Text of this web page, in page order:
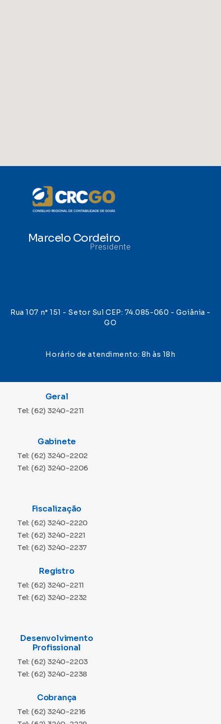
Marcelo Cordeiro
Presidente
Rua 107 n° 151 - Setor Sul CEP: 74.085-060 - Goiânia -
GO
Horário de atendimento: 8h às 18h
Geral
Tel: (62) 3240-2211
Gabinete
Tel: (62) 3240-2202
Tel: (62) 3240-2206
Fiscalização
Tel: (62) 3240-2220
Tel: (62) 3240-2221
Tel: (62) 3240-2237
Registro
Tel: (62) 3240-2211
Tel: (62) 3240-2232
Desenvolvimento
Profissional
Tel: (62) 3240-2203
Tel: (62) 3240-2238
Cobrança
Tel: (62) 3240-2216